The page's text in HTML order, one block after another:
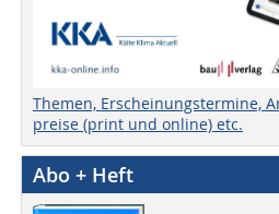
Themen, Erscheinungstermine,
preise (print und online) etc.
Abo + Heft